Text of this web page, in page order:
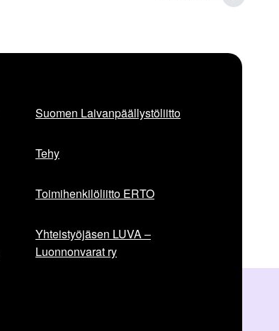
a
a
Suomen Laivanpäällystöliitto
Tehy
Toimihenkilöliitto ERTO
Yhteistyöjäsen LUVA –
Luonnonvarat ry